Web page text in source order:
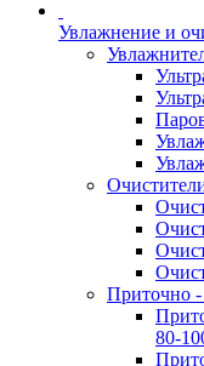
Увлажнение и
Приточно -
80-